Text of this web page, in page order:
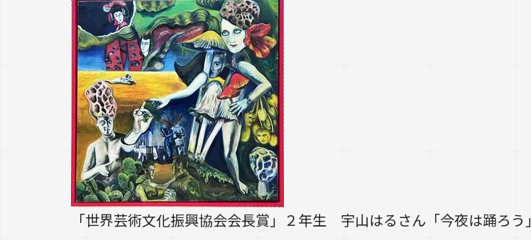
「世界芸術文化振興協会会長賞」２年生 宇山はるさん「今夜は踊ろう」